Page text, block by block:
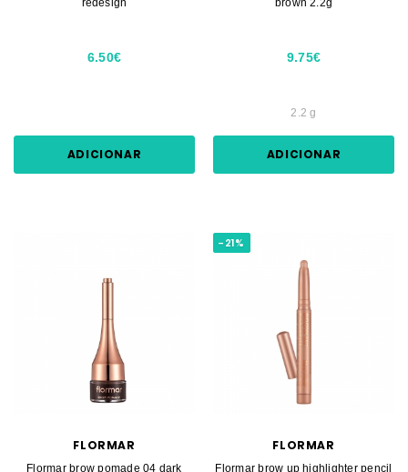
6.50€
ADICIONAR
9.75€
2.2 g
ADICIONAR
FLORMAR
Flormar brow pomade 04 dark
-21%
FLORMAR
Flormar brow up highlighter pencil